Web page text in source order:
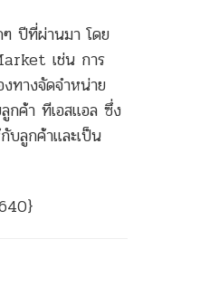
ปีที่ผ่านมา โดย
เช่น การ
งทางจัดจำหน่าย
กค้า ทีเอสแอล ซึ่ง
บลูกค้าและเป็น